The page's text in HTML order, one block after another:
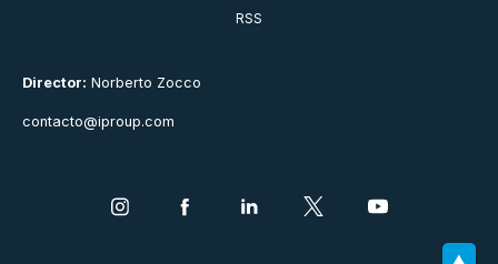
Director: Norberto Zocco
contacto@iproup.com
RSS